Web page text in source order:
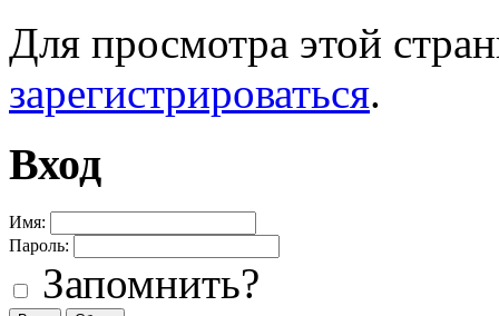
Для просмотра этой
зарегистрироваться.
Вход
Имя:
Пароль:
Запомнить?